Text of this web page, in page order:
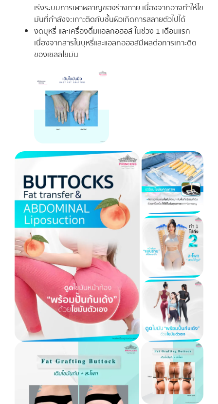
เร่งระบบการเผาผลาญของร่างกาย เนื่องจากอาจทำให้ไข
มันที่กำลังจะเกาะติดกับชั้นผิวเกิดการสลายตัวไปได้
งดบุหรี่ และเครื่องดื่มแอลกอฮอล์ ในช่วง 1 เดือนแรก
เนื่องจากสารในบุหรี่และแอลกอฮอล์มีผลต่อการเกาะติด
ของเซลล์ไขมัน